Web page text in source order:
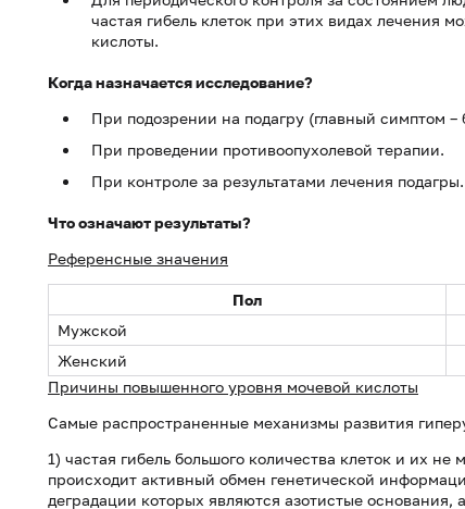
частая гибель клеток при этих видах лечения
кислоты.
Когда назначается исследование?
При подозрении на подагру (главный симптом
При проведении противоопухолевой терапии.
При контроле за результатами лечения подагры.
Что означают результаты?
Референсные значения
Пол
Мужской
Женский
Причины повышенного уровня мочевой кислоты
Самые распространенные механизмы развития
1) частая гибель большого количества клеток и их
происходит активный обмен генетической
деградации которых являются азотистые